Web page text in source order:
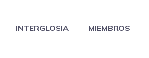
INTERGLOSIA MIEMBROS